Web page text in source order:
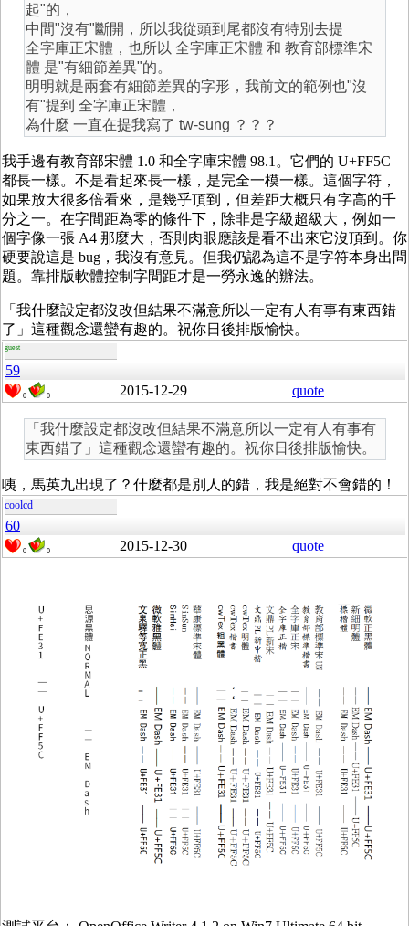
起"的，
中間"沒有"斷開，所以我從頭到尾都沒有特別去提
全字庫正宋體，也所以 全字庫正宋體 和 教育部標準宋
體 是"有細節差異"的。
明明就是兩套有細節差異的字形，我前文的範例也"沒
有"提到 全字庫正宋體，
為什麼 一直在提我寫了 tw-sung ？？？
我手邊有教育部宋體 1.0 和全字庫宋體 98.1。它們的 U+FF5C
都長一樣。不是看起來長一樣，是完全一模一樣。這個字符，
如果放大很多倍看來，是幾乎頂到，但差距大概只有字高的千
分之一。在字間距為零的條件下，除非是字級超級大，例如一
個字像一張 A4 那麼大，否則肉眼應該是看不出來它沒頂到。你
硬要說這是 bug，我沒有意見。但我仍認為這不是字符本身出問
題。靠排版軟體控制字間距才是一勞永逸的辦法。
「我什麼設定都沒改但結果不滿意所以一定有人有事有東西錯
了」這種觀念還蠻有趣的。祝你日後排版愉快。
guest
59
0 0 2015-12-29 quote
「我什麼設定都沒改但結果不滿意所以一定有人有事有
東西錯了」這種觀念還蠻有趣的。祝你日後排版愉快。
咦，馬英九出現了？什麼都是別人的錯，我是絕對不會錯的！
coolcd
60
0 0 2015-12-30 quote